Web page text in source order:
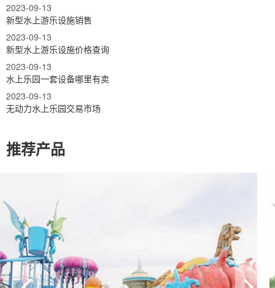
2023-09-13
新型水上游乐设施销售
2023-09-13
新型水上游乐设施价格查询
2023-09-13
水上乐园一套设备哪里有卖
2023-09-13
无动力水上乐园交易市场
推荐产品